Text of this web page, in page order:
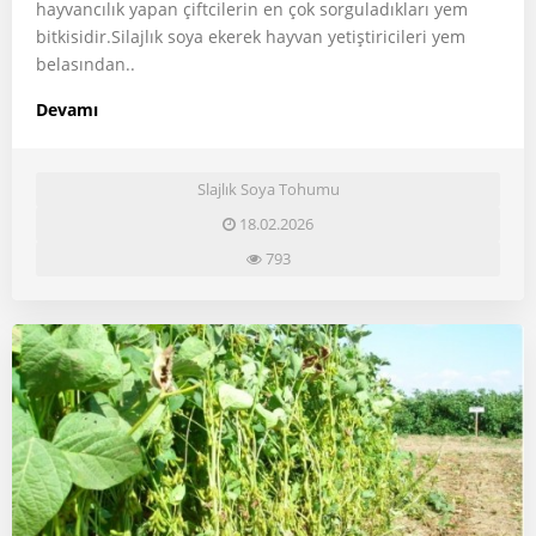
hayvancılık yapan çiftcilerin en çok sorguladıkları yem
bitkisidir.Silajlık soya ekerek hayvan yetiştiricileri yem
belasından..
Devamı
Slajlık Soya Tohumu
18.02.2026
793